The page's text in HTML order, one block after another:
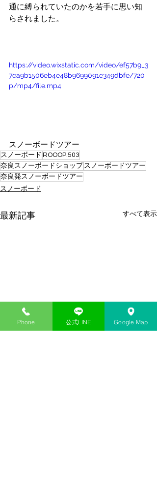
通に縛られていたのかを若手に思い知
らされました。
https://video.wixstatic.com/video/ef57b9_3
7ea9b1506eb4e48b9699091e349dbfe/720
p/mp4/file.mp4
スノーボードツアー
スノーボード ROOOP.503
奈良スノーボードショップ スノーボードツアー
奈良発スノーボードツアー
スノーボード
最新記事 すべて表示
Phone 公式LINE Google Map